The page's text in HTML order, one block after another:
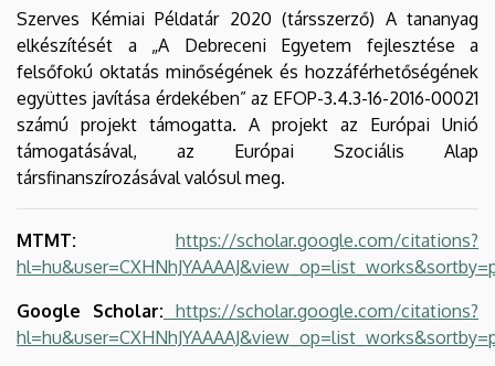
Szerves Kémiai Példatár 2020 (társszerző) A tananyag
elkészítését a „A Debreceni Egyetem fejlesztése a
felsőfokú oktatás minőségének és hozzáférhetőségének
együttes javítása érdekében” az EFOP-3.4.3-16-2016-00021
számú projekt támogatta. A projekt az Európai Unió
támogatásával, az Európai Szociális Alap
társfinanszírozásával valósul meg.
MTMT:
https://scholar.google.com/citations?
Google Scholar: https://scholar.google.com/citations?